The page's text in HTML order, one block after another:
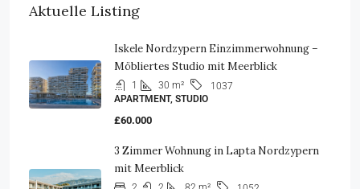
Aktuelle Listing
Iskele Nordzypern Einzimmerwohnung –
Möbliertes Studio mit Meerblick
1 30 m²
1037
APARTMENT, STUDIO
£60.000
3 Zimmer Wohnung in Lapta Nordzypern
mit Meerblick